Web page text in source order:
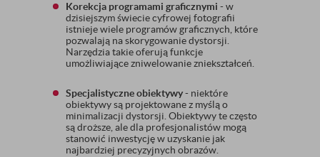
Korekcja programami graficznymi - w
dzisiejszym świecie cyfrowej fotografii
istnieje wiele programów graficznych, które
pozwalają na skorygowanie dystorsji.
Narzędzia takie oferują funkcje
umożliwiające zniwelowanie zniekształceń.
Specjalistyczne obiektywy- niektóre
obiektywy są projektowane z myślą o
minimalizacji dystorsji. Obiektywy te często
są droższe, ale dla profesjonalistów mogą
stanowić inwestycję w uzyskanie jak
najbardziej precyzyjnych obrazów.